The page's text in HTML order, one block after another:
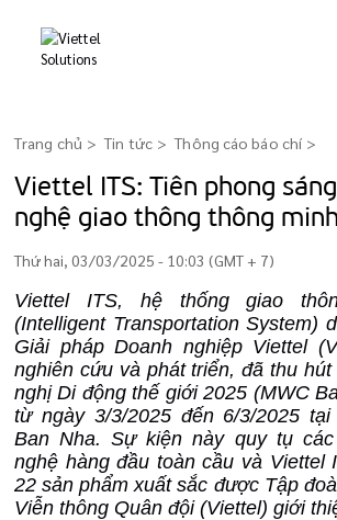
Trang chủ Tin tức Thông cáo báo chí >
Viettel ITS: Tiên phong
nghệ giao thông thông minh
Thứ hai, 03/03/2025 - 10:03 (GMT + 7)
Viettel ITS, hệ thống giao
(Intelligent Transportation System)
Giải pháp Doanh nghiệp Viettel (
nghiên cứu và phát triển, đã thu
nghị Di động thế giới 2025 (MWC
từ ngày 3/3/2025 đến 6/3/2025 tại
Ban Nha. Sự kiện này quy tụ
nghệ hàng đầu toàn cầu và Viettel
22 sản phẩm xuất sắc được Tập
Viễn thông Quân đội (Viettel) giới